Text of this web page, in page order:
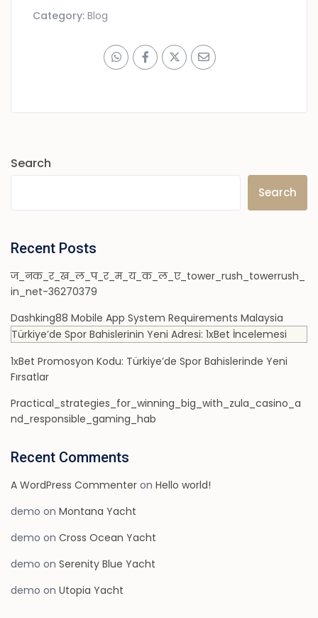
Category:Blog
Search
Search
Recent Posts
ज_नक_र_ख_ल_प_र_म_य_क_ल_ए_tower_rush_towerrush_
in_net-36270379
Dashking88 Mobile App System Requirements Malaysia
Türkiye’de Spor Bahislerinin Yeni Adresi: 1xBet İncelemesi
1xBet Promosyon Kodu: Türkiye’de Spor Bahislerinde Yeni
Fırsatlar
Practical_strategies_for_winning_big_with_zula_casino_a
nd_responsible_gaming_hab
Recent Comments
A WordPress Commenter onHello world!
demo onMontana Yacht
demo onCross Ocean Yacht
demo onSerenity Blue Yacht
demo onUtopia Yacht